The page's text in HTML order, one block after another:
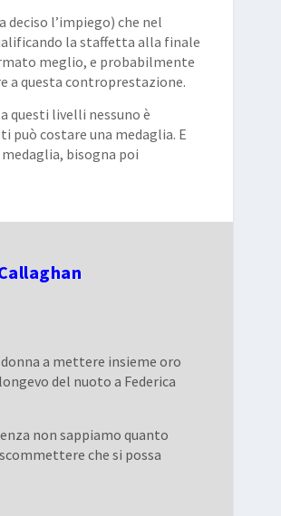
l’impiego) che nel
la staffetta alla finale
meglio, e probabilmente
a questa controprestazione.
questi livelli nessuno è
può costare una medaglia. E
bisogna poi
a mettere insieme oro
del nuoto a Federica
non sappiamo quanto
scommettere che si possa